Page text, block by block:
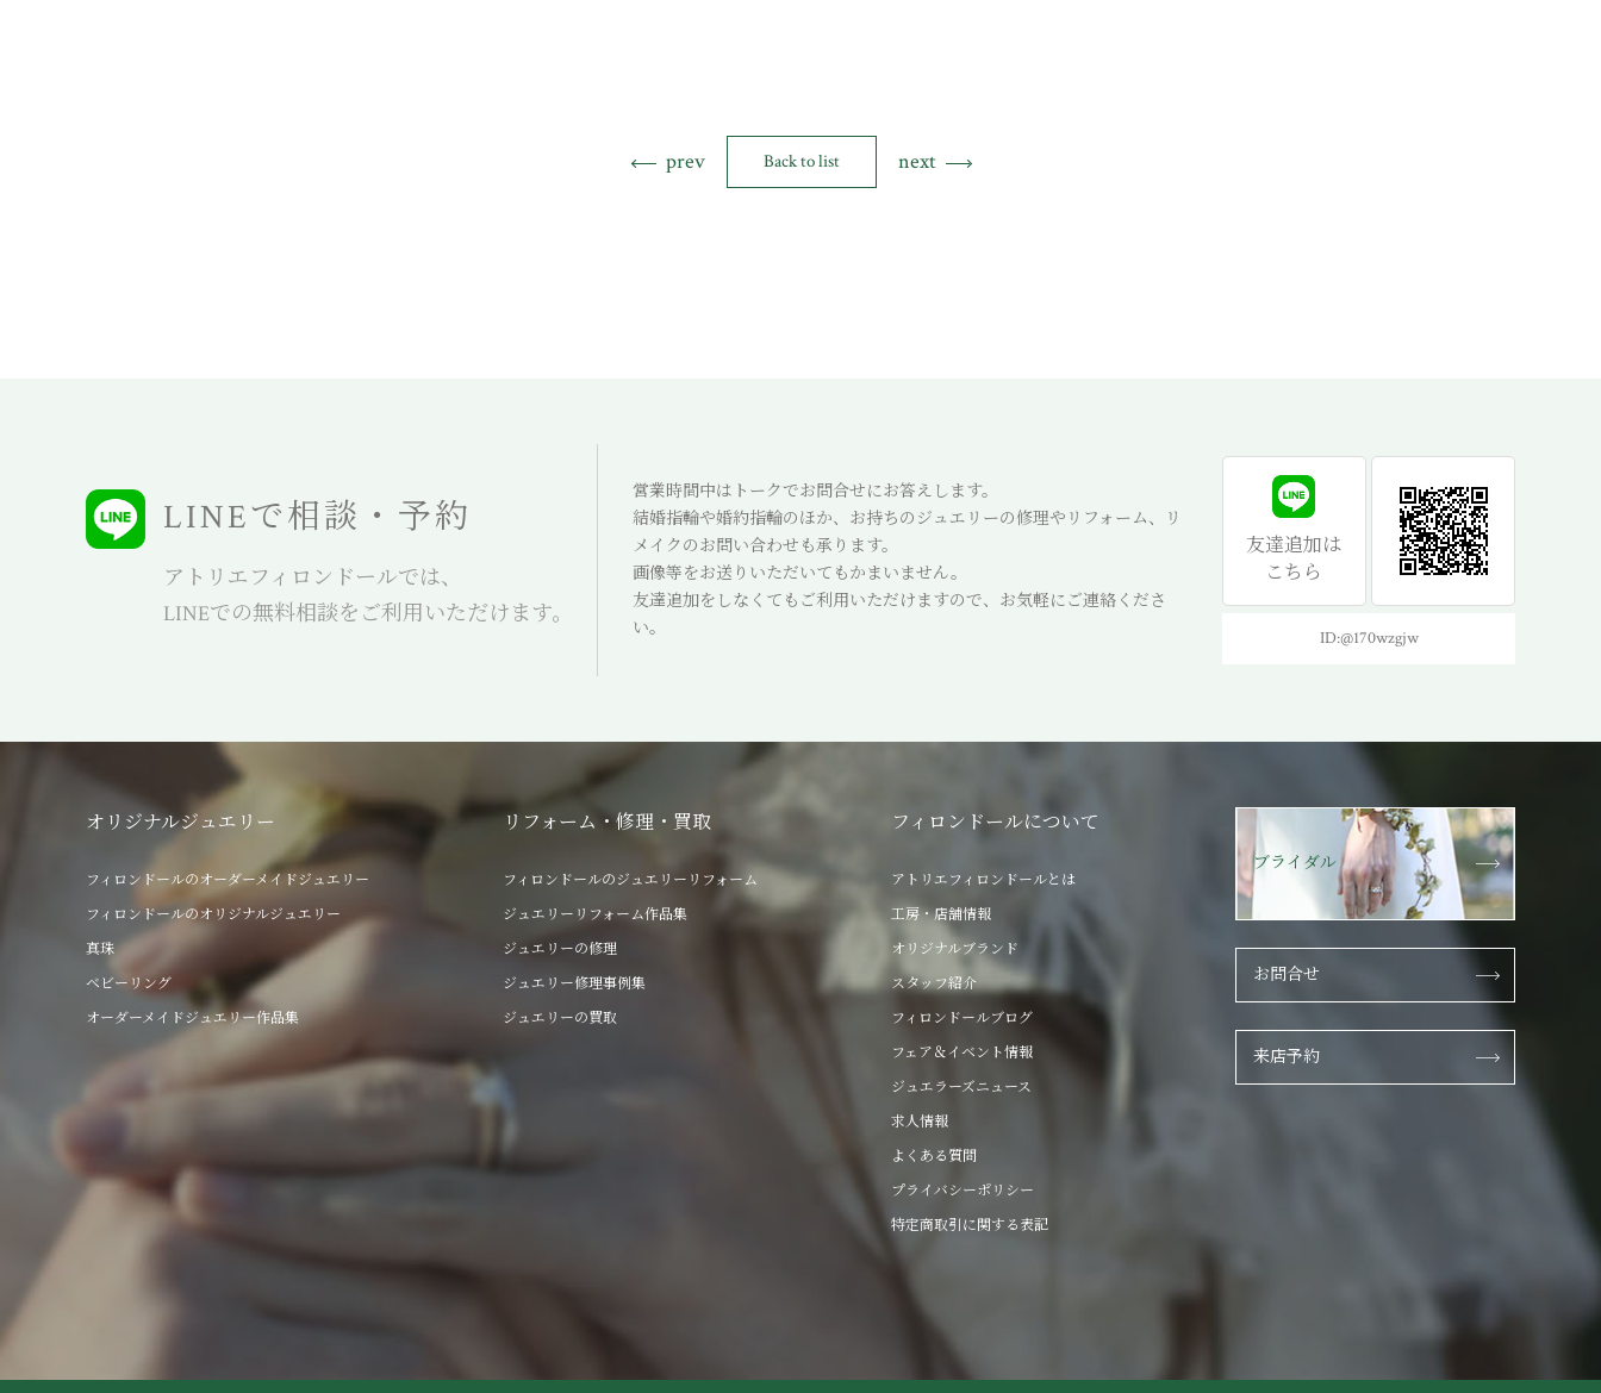
prev Back to list next
LINEで相談・予約
アトリエフィロンドールでは、
LINEでの無料相談をご利用いただけます。
営業時間中はトークでお問合せにお答えします。
結婚指輪や婚約指輪のほか、お持ちのジュエリーの修理やリフォーム、リ
メイクのお問い合わせも承ります。
画像等をお送りいただいてもかまいません。
友達追加をしなくてもご利用いただけますので、お気軽にご連絡くださ
い。
友達追加は
こちら
ID:@170wzgjw
オリジナルジュエリー
フィロンドールのオーダーメイドジュエリー
フィロンドールのオリジナルジュエリー
真珠
ベビーリング
オーダーメイドジュエリー作品集
リフォーム・修理・買取
フィロンドールのジュエリーリフォーム
ジュエリーリフォーム作品集
ジュエリーの修理
ジュエリー修理事例集
ジュエリーの買取
フィロンドールについて
アトリエフィロンドールとは
工房・店舗情報
オリジナルブランド
スタッフ紹介
フィロンドールブログ
フェア＆イベント情報
ジュエラーズニュース
求人情報
よくある質問
プライバシーポリシー
特定商取引に関する表記
ブライダル
お問合せ
来店予約